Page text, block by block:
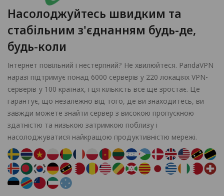
Насолоджуйтесь швидким та
стабільним з'єднанням будь-де,
будь-коли
Інтернет повільний і нестерпний? Не хвилюйтеся. PandaVPN
наразі підтримує понад 6000 серверів у 220 локаціях VPN-
серверів у 100 країнах, і ця кількість все ще зростає. Це
гарантує, що незалежно від того, де ви знаходитесь, ви
завжди можете знайти сервер з високою пропускною
здатністю та низькою затримкою поблизу і
насолоджуватися найкращою продуктивністю мережі.